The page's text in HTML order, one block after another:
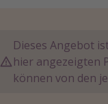
Dieses Angebot
hier angezeigten
können von den